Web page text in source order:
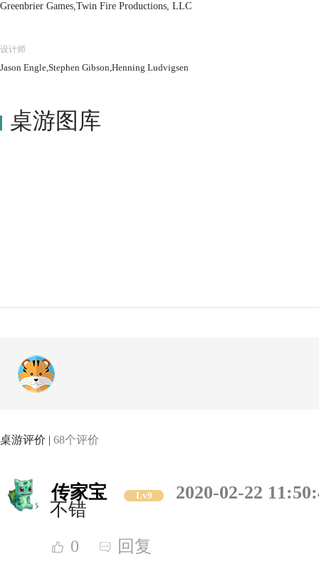
Greenbrier Games,Twin Fire Productions, LLC
设计师
Jason Engle,Stephen Gibson,Henning Ludvigsen
桌游图库
桌游评价 | 68个评价
传家宝 Lv9
2020-02-22
不错
0 回复